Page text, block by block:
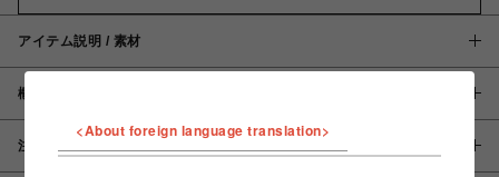
アイテム説明 / 素材
概要
注意事項
<About foreign language translation>